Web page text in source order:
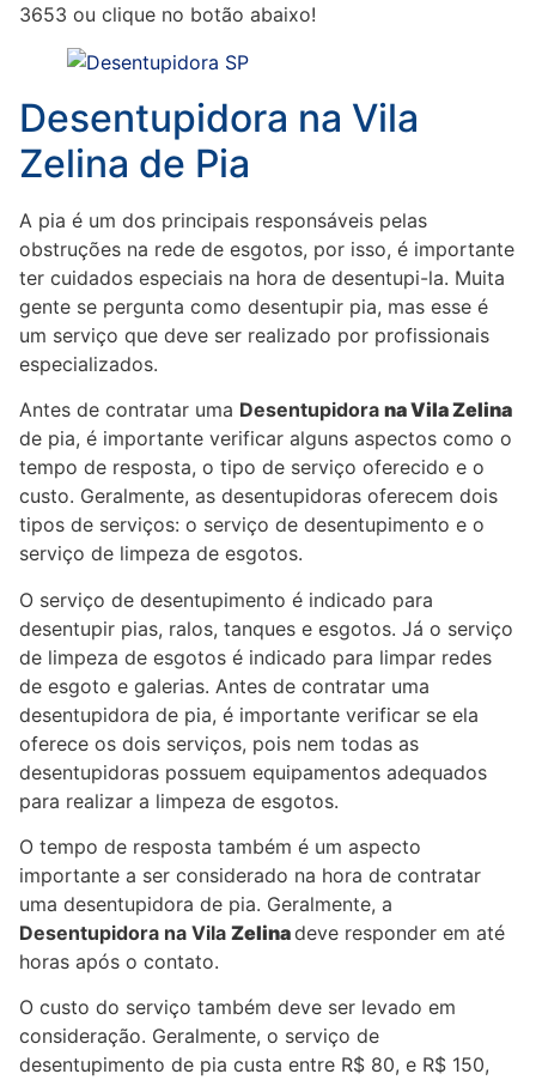
3653 ou clique no botão abaixo!
Desentupidora na Vila
Zelina de Pia
A pia é um dos principais responsáveis pelas
obstruções na rede de esgotos, por isso, é importante
ter cuidados especiais na hora de desentupi-la. Muita
gente se pergunta como desentupir pia, mas esse é
um serviço que deve ser realizado por profissionais
especializados.
Antes de contratar uma Desentupidora na VilaZelina
de pia, é importante verificar alguns aspectos como o
tempo de resposta, o tipo de serviço oferecido e o
custo. Geralmente, as desentupidoras oferecem dois
tipos de serviços: o serviço de desentupimento e o
serviço de limpeza de esgotos.
O serviço de desentupimento é indicado para
desentupir pias, ralos, tanques e esgotos. Já o serviço
de limpeza de esgotos é indicado para limpar redes
de esgoto e galerias. Antes de contratar uma
desentupidora de pia, é importante verificar se ela
oferece os dois serviços, pois nem todas as
desentupidoras possuem equipamentos adequados
para realizar a limpeza de esgotos.
O tempo de resposta também é um aspecto
importante a ser considerado na hora de contratar
uma desentupidora de pia. Geralmente, a
Desentupidora na Vila Zelinadeve responder em até
horas após o contato.
O custo do serviço também deve ser levado em
consideração. Geralmente, o serviço de
desentupimento de pia custa entre R$ 80, e R$ 150,